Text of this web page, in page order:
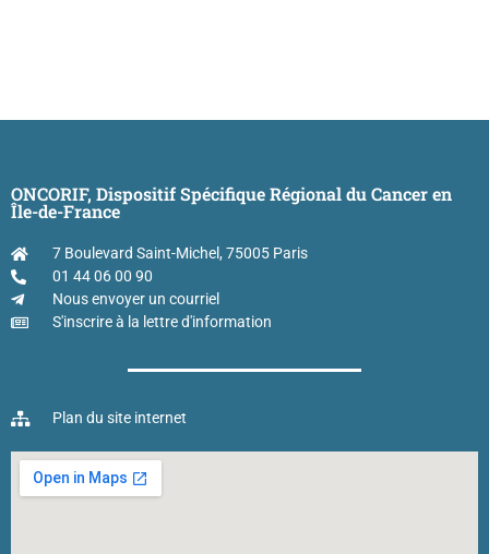
ONCORIF, Dispositif Spécifique Régional du Cancer en
Île-de-France
7 Boulevard Saint-Michel, 75005 Paris
01 44 06 00 90
Nous envoyer un courriel
S'inscrire à la lettre d'information
Plan du site internet